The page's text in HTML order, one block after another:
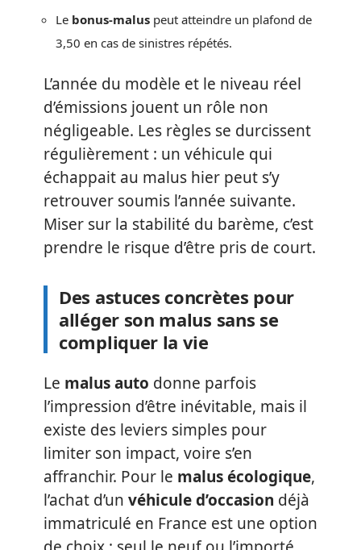
Le bonus-malus peut atteindre un plafond de
3,50 en cas de sinistres répétés.
L’année du modèle et le niveau réel
d’émissions jouent un rôle non
négligeable. Les règles se durcissent
régulièrement : un véhicule qui
échappait au malus hier peut s’y
retrouver soumis l’année suivante.
Miser sur la stabilité du barème, c’est
prendre le risque d’être pris de court.
Des astuces concrètes pour
alléger son malus sans se
compliquer la vie
Le malus auto donne parfois
l’impression d’être inévitable, mais il
existe des leviers simples pour
limiter son impact, voire s’en
affranchir. Pour le malus écologique,
l’achat d’un véhicule d’occasion déjà
immatriculé en France est une option